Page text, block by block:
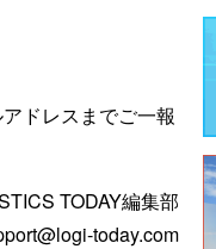
ドレスまでご一報
TODAY編集部
today.com